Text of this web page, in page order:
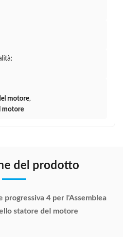
motore,
motore
del prodotto
progressiva 4 per l'Assemblea
statore del motore